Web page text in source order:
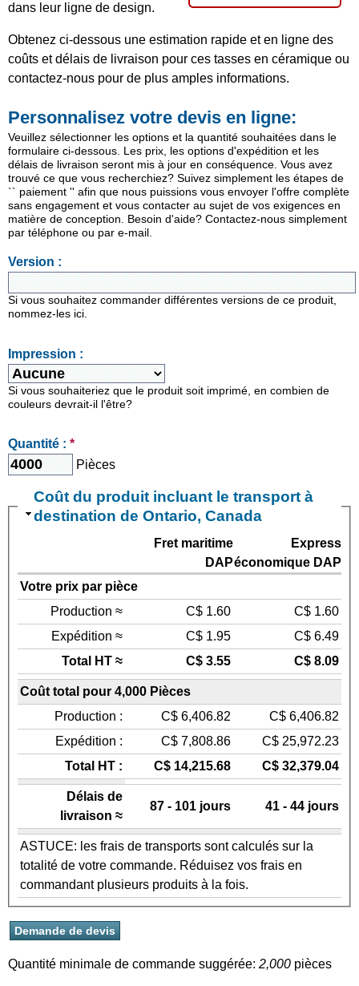
dans leur ligne de design.
Obtenez ci-dessous une estimation rapide et en ligne des
coûts et délais de livraison pour ces tasses en céramique ou
contactez-nous pour de plus amples informations.
Personnalisez votre devis en ligne:
Veuillez sélectionner les options et la quantité souhaitées dans le
formulaire ci-dessous. Les prix, les options d'expédition et les
délais de livraison seront mis à jour en conséquence. Vous avez
trouvé ce que vous recherchiez? Suivez simplement les étapes de
`` paiement '' afin que nous puissions vous envoyer l'offre complète
sans engagement et vous contacter au sujet de vos exigences en
matière de conception. Besoin d'aide? Contactez-nous simplement
par téléphone ou par e-mail.
Version :
Si vous souhaitez commander différentes versions de ce produit,
nommez-les ici.
Impression :
Si vous souhaiteriez que le produit soit imprimé, en combien de
couleurs devrait-il l'être?
Quantité : *
Pièces
Coût du produit incluant le transport à
destination de Ontario, Canada
Fret maritime
DAP
Express
économique DAP
Votre prix par pièce
Production ≈
C$ 1.60
C$ 1.60
Expédition ≈
C$ 1.95
C$ 6.49
Total HT ≈
C$ 3.55 C$ 8.09
Coût total pour 4,000 Pièces
Production :
C$ 6,406.82
C$ 6,406.82
Expédition :
C$ 7,808.86
C$ 25,972.23
Total HT :
C$ 14,215.68 C$ 32,379.04
Délais de
livraison ≈
87 - 101 jours 41 - 44 jours
ASTUCE: les frais de transports sont calculés sur la
totalité de votre commande. Réduisez vos frais en
commandant plusieurs produits à la fois.
Quantité minimale de commande suggérée: 2,000 pièces